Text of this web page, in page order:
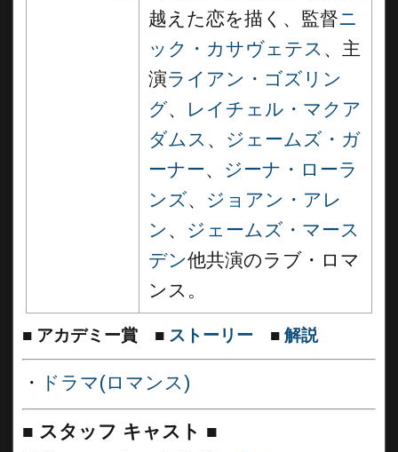
越えた恋を描く、監督ニ
ック・カサヴェテス 、主
演ライアン・ゴズリン
グ、
レイチェル・マクア
ダムス 、 ジェームズ・ガ
ーナー、 ジーナ・ローラ
ンズ、 ジョアン・アレ
ン 、 ジェームズ・マース
デン他共演のラブ・ロマ
ンス。
■ アカデミー賞 ■ ストーリー ■ 解説
・ ドラマ(ロマンス)
■ スタッフ キャスト ■